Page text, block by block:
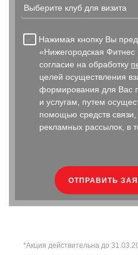
«Нижегородская
согласие на обработку
целей осуществления
формирования для Вас
и услугам, путем
помощью средств связи,
рекламных рассылок, в
ОТПРАВИТЬ
*Акция действительна до